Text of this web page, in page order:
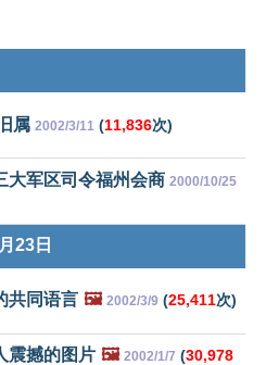
属 2002/3/11 (11,836次)
大军区司令福州会商 2000/10/25
23日
共同语言 🖼️ 2002/3/9 (25,411次)
震撼的图片 🖼️ 2002/1/7 (30,978